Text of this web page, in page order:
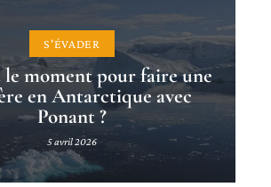
S'ÉVADER
le moment pour faire une
en Antarctique avec
Ponant ?
5 avril 2026